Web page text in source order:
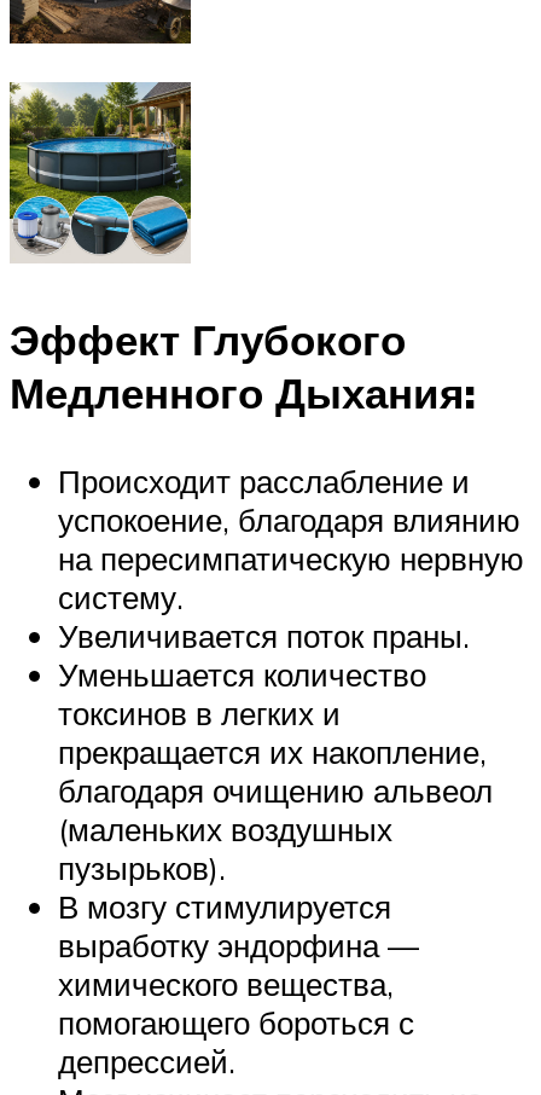
Эффект Глубокого
Медленного Дыхания:
Происходит расслабление и
успокоение, благодаря влиянию
на пересимпатическую нервную
систему.
Увеличивается поток праны.
Уменьшается количество
токсинов в легких и
прекращается их накопление,
благодаря очищению альвеол
(маленьких воздушных
пузырьков).
В мозгу стимулируется
выработку эндорфина —
химического вещества,
помогающего бороться с
депрессией.